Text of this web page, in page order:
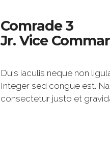
Comrade 3
Jr. Vice
Duis iaculis neque non
Integer sed congue est.
consectetur justo et